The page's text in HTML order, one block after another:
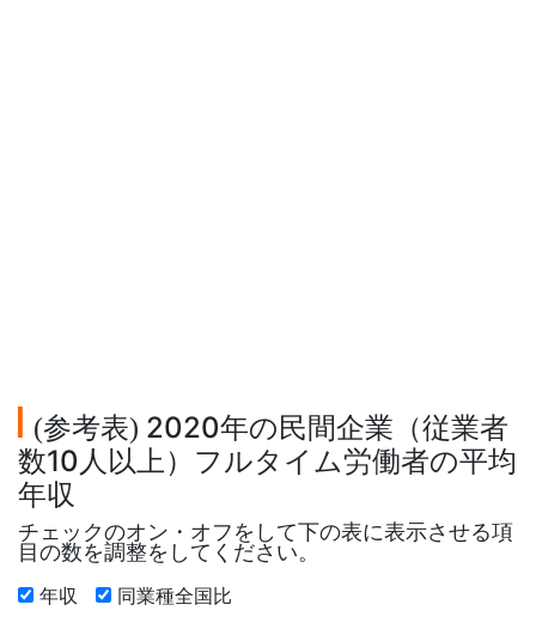
(参考表) 2020年の民間企業（従業者
数10人以上）フルタイム労働者の平均
年収
チェックのオン・オフをして下の表に表示させる項
目の数を調整をしてください。
年収 同業種全国比